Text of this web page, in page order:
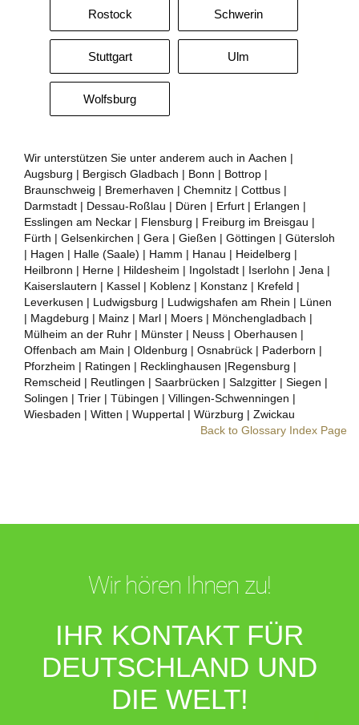
Rostock Schwerin
Stuttgart Ulm
Wolfsburg
Wir unterstützen Sie unter anderem auch in Aachen |
Augsburg | Bergisch Gladbach | Bonn | Bottrop |
Braunschweig | Bremerhaven | Chemnitz | Cottbus |
Darmstadt | Dessau-Roßlau | Düren | Erfurt | Erlangen |
Esslingen am Neckar | Flensburg | Freiburg im Breisgau |
Fürth | Gelsenkirchen | Gera | Gießen | Göttingen | Gütersloh
| Hagen | Halle (Saale) | Hamm | Hanau | Heidelberg |
Heilbronn | Herne | Hildesheim | Ingolstadt | Iserlohn | Jena |
Kaiserslautern | Kassel | Koblenz | Konstanz | Krefeld |
Leverkusen | Ludwigsburg | Ludwigshafen am Rhein | Lünen
| Magdeburg | Mainz | Marl | Moers | Mönchengladbach |
Mülheim an der Ruhr | Münster | Neuss | Oberhausen |
Offenbach am Main | Oldenburg | Osnabrück | Paderborn |
Pforzheim | Ratingen | Recklinghausen |Regensburg |
Remscheid | Reutlingen | Saarbrücken | Salzgitter | Siegen |
Solingen | Trier | Tübingen | Villingen-Schwenningen |
Wiesbaden | Witten | Wuppertal | Würzburg | Zwickau
Back to Glossary Index Page
Wir hören Ihnen zu!
IHR KONTAKT FÜR
DEUTSCHLAND UND
DIE WELT!